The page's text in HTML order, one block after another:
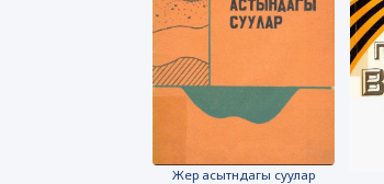
Жер асытндагы суулар